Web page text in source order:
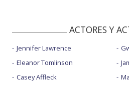
ACTORES Y
Jennifer Lawrence
Eleanor Tomlinson
Casey Affleck